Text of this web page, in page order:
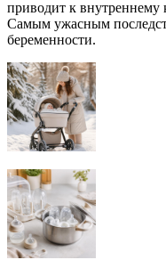
приводит к
Самым ужасным
беременности.